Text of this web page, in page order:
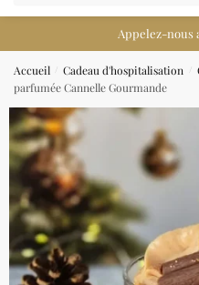
Appelez-nous
Accueil Cadeau d'hospitalisation
parfumée Cannelle Gourmande